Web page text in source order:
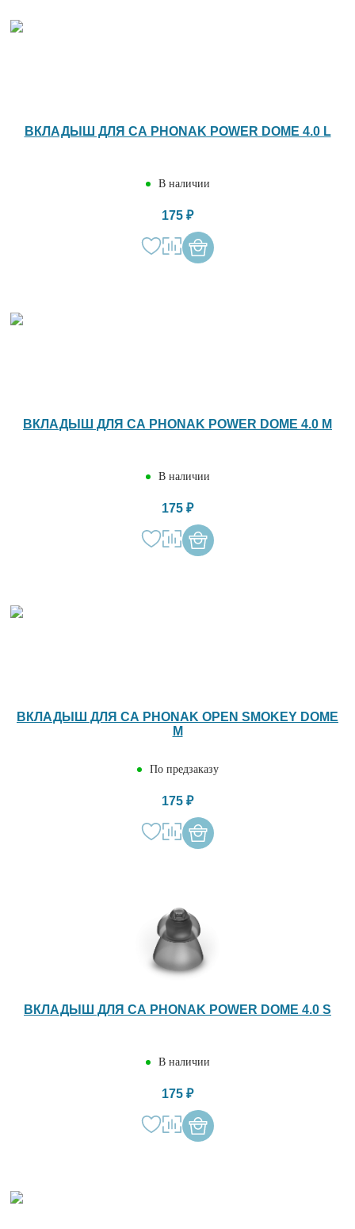
ВКЛАДЫШ ДЛЯ СА PHONAK POWER DOME 4.0 L
В наличии
175 ₽
ВКЛАДЫШ ДЛЯ СА PHONAK POWER DOME 4.0 M
В наличии
175 ₽
ВКЛАДЫШ ДЛЯ СА PHONAK OPEN SMOKEY DOME
M
По предзаказу
175 ₽
ВКЛАДЫШ ДЛЯ СА PHONAK POWER DOME 4.0 S
В наличии
175 ₽